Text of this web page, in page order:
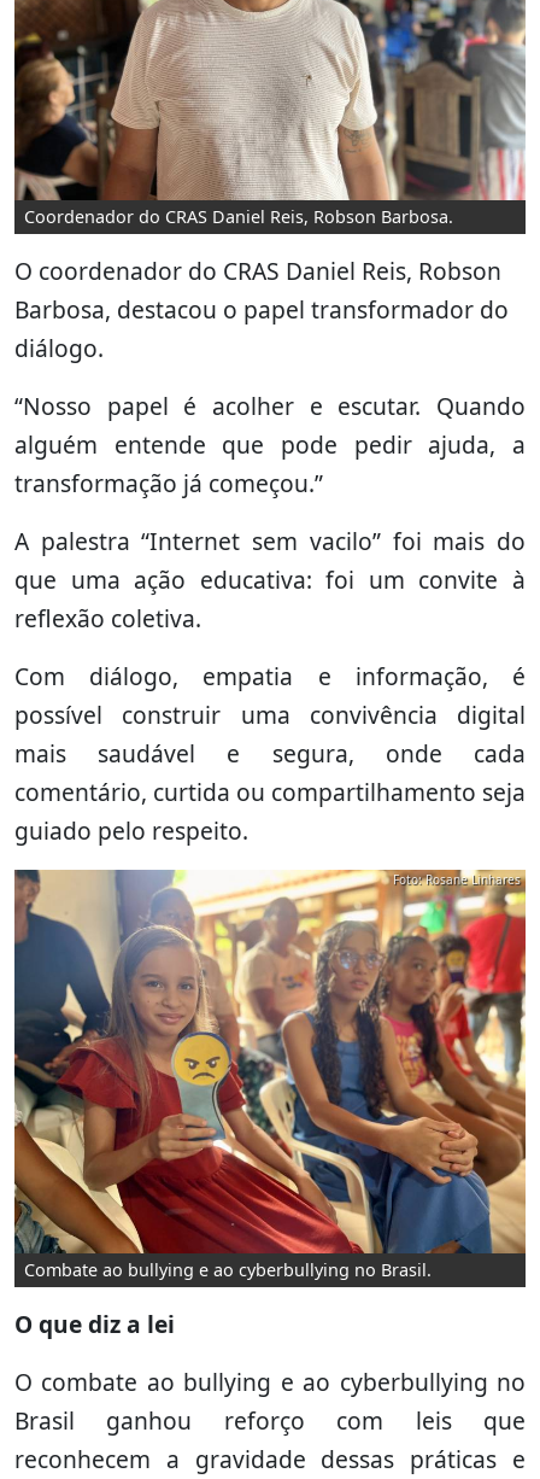
Coordenador do CRAS Daniel Reis, Robson Barbosa.
O coordenador do CRAS Daniel Reis, Robson
Barbosa, destacou o papel transformador do
diálogo.
“Nosso papel é acolher e escutar. Quando
alguém entende que pode pedir ajuda, a
transformação já começou.”
A palestra “Internet sem vacilo” foi mais do
que uma ação educativa: foi um convite à
reflexão coletiva.
Com diálogo, empatia e informação, é
possível construir uma convivência digital
mais saudável e segura, onde cada
comentário, curtida ou compartilhamento seja
guiado pelo respeito.
Combate ao bullying e ao cyberbullying no Brasil.
Foto: Rosane Linhares
O que diz a lei
O combate ao bullying e ao cyberbullying no
Brasil ganhou reforço com leis que
reconhecem a gravidade dessas práticas e